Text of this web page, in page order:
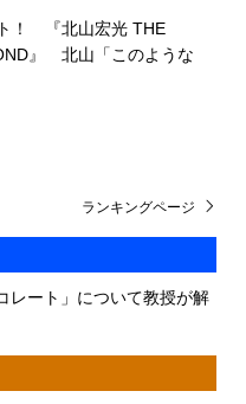
！ 『北山宏光 THE
』 北山「このような
レート」について教授が解
ランキングページ